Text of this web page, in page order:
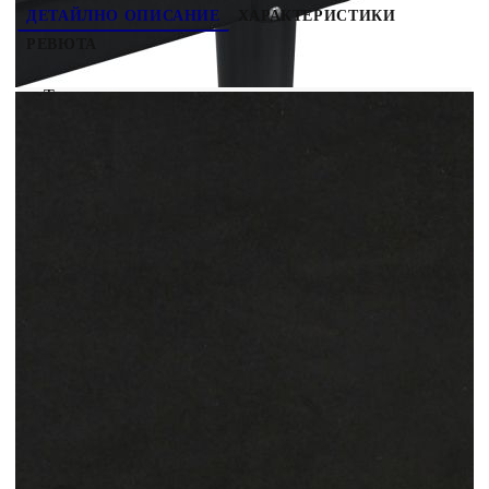
ДЕТАЙЛНО ОПИСАНИЕ
ХАРАКТЕРИСТИКИ
Това кресло е отлично място за вашето време за